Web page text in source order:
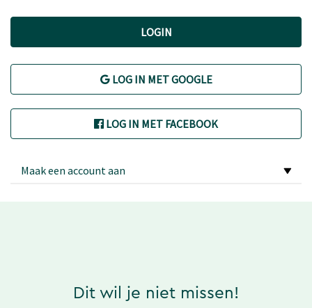
LOGIN
LOG IN MET GOOGLE
LOG IN MET FACEBOOK
Maak een account aan
Dit wil je niet missen!